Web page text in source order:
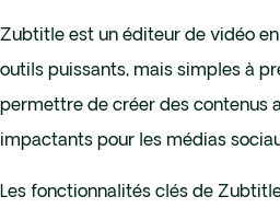
Zubtitle est un éditeur de vidéo
outils puissants, mais simples à
permettre de créer des contenus
impactants pour les médias
Les fonctionnalités clés de